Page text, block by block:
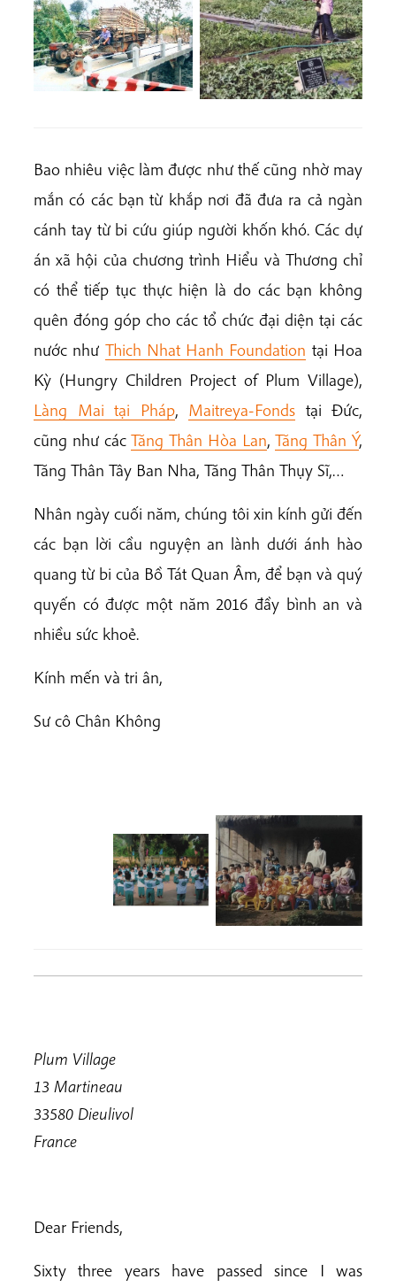
Bao nhiêu việc làm được như thế cũng nhờ may
mắn có các bạn từ khắp nơi đã đưa ra cả ngàn
cánh tay từ bi cứu giúp người khốn khó. Các dự
án xã hội của chương trình Hiểu và Thương chỉ
có thể tiếp tục thực hiện là do các bạn không
quên đóng góp cho các tổ chức đại diện tại các
nước như Thich Nhat Hanh Foundation tại Hoa
Kỳ (Hungry Children Project of Plum Village),
Làng Mai tại Pháp, Maitreya-Fonds tại Đức,
cũng như cácTăng Thân Hòa Lan,Tăng Thân Ý,
Tăng Thân Tây Ban Nha, Tăng Thân Thụy Sĩ,…
Nhân ngày cuối năm, chúng tôi xin kính gửi đến
các bạn lời cầu nguyện an lành dưới ánh hào
quang từ bi của Bồ Tát Quan Âm, để bạn và quý
quyến có được một năm 2016 đầy bình an và
nhiều sức khoẻ.
Kính mến và tri ân,
Sư cô Chân Không
Plum Village
13 Martineau
33580 Dieulivol
France
Dear Friends,
Sixty three years have passed since I was